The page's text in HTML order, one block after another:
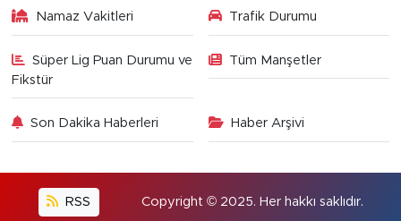
Namaz Vakitleri Trafik Durumu
Süper Lig Puan Durumu ve
Fikstür
Tüm Manşetler
Son Dakika Haberleri Haber Arşivi
RSS Copyright © 2025. Her hakkı saklıdır.